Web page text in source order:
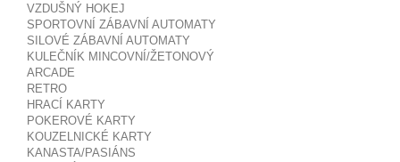
VZDUŠNÝ HOKEJ
SPORTOVNÍ ZÁBAVNÍ AUTOMATY
SILOVÉ ZÁBAVNÍ AUTOMATY
KULEČNÍK MINCOVNÍ/ŽETONOVÝ
ARCADE
RETRO
HRACÍ KARTY
POKEROVÉ KARTY
KOUZELNICKÉ KARTY
KANASTA/PASIÁNS